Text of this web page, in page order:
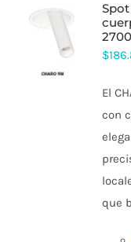
ESTE
PRODUCTO
TIENE
VARIANTES.
spot led empotrable charo 9w idea –
$
El
con
que